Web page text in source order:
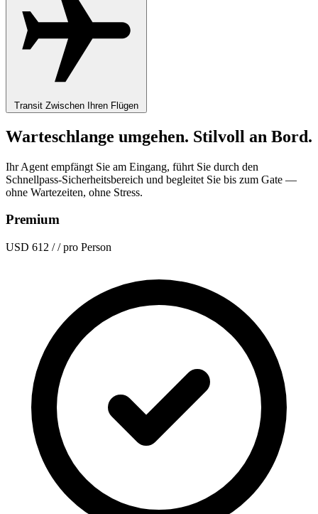
Transit Zwischen Ihren Flügen
Warteschlange umgehen. Stilvoll an Bord.
Ihr Agent empfängt Sie am Eingang, führt Sie durch den
Schnellpass-Sicherheitsbereich und begleitet Sie bis zum Gate —
ohne Wartezeiten, ohne Stress.
Premium
USD 612 / / pro Person